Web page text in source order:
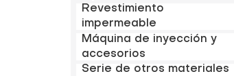
Revestimiento
impermeable
Máquina de inyección y
accesorios
Serie de otros materiales